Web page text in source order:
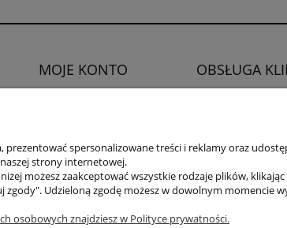
MOJE KONTO OBSŁUGA
spersonalizowane treści i reklamy oraz
strony internetowej.
możesz zaakceptować wszystkie rodzaje plików,
Udzieloną zgodę możesz w dowolnym momencie
osobowych znajdziesz w Polityce prywatności.